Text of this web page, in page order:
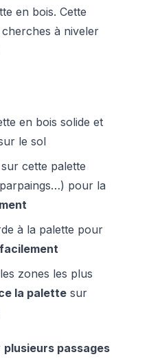
en bois. Cette
à niveler
en bois solide et
le sol
cette palette
pour la
à la palette pour
zones les plus
la palette sur
plusieurs passages